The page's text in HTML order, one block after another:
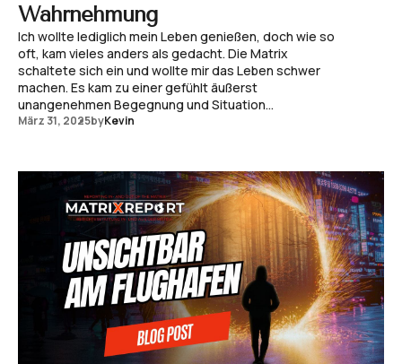
Wahrnehmung
Ich wollte lediglich mein Leben genießen, doch wie so
oft, kam vieles anders als gedacht. Die Matrix
schaltete sich ein und wollte mir das Leben schwer
machen. Es kam zu einer gefühlt äußerst
unangenehmen Begegnung und Situation...
März 31, 2025byKevin